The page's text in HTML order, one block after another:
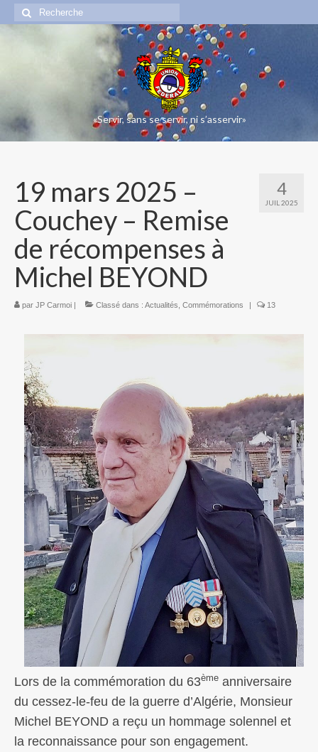
Rechercher
:
«Servir, sans se servir, ni s’asservir»
4
JUIL 2025
19 mars 2025 –
Couchey – Remise
de récompenses à
Michel BEYOND
par JP Carmoi | Classé dans : Actualités Commémorations | 13
Lors de la commémoration du 63ème anniversaire
du cessez-le-feu de la guerre d’Algérie, Monsieur
Michel BEYOND a reçu un hommage solennel et
la reconnaissance pour son engagement.